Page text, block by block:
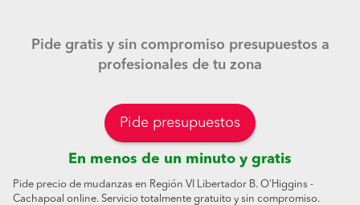
Pide gratis y sin compromiso presupuestos a
profesionales de tu zona
Pide presupuestos
En menos de un minuto y gratis
Pide precio de mudanzas en Región VI Libertador B. O'Higgins -
Cachapoal online. Servicio totalmente gratuito y sin compromiso.